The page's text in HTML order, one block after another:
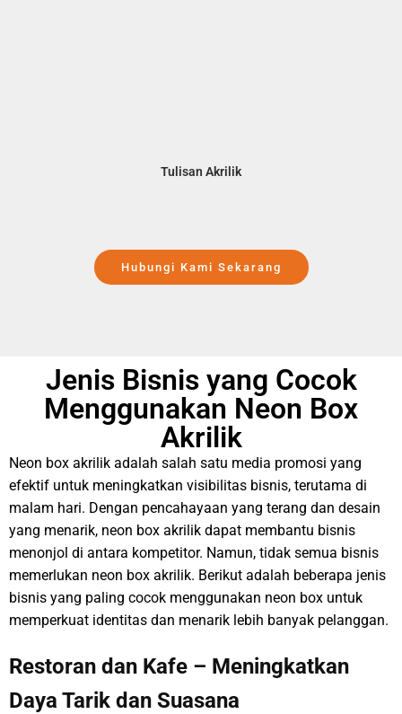
Tulisan Akrilik
Hubungi Kami Sekarang
Jenis Bisnis yang Cocok
Menggunakan Neon Box
Akrilik
Neon box akrilik adalah salah satu media promosi yang
efektif untuk meningkatkan visibilitas bisnis, terutama di
malam hari. Dengan pencahayaan yang terang dan desain
yang menarik, neon box akrilik dapat membantu bisnis
menonjol di antara kompetitor. Namun, tidak semua bisnis
memerlukan neon box akrilik. Berikut adalah beberapa jenis
bisnis yang paling cocok menggunakan neon box untuk
memperkuat identitas dan menarik lebih banyak pelanggan.
Restoran dan Kafe – Meningkatkan
Daya Tarik dan Suasana